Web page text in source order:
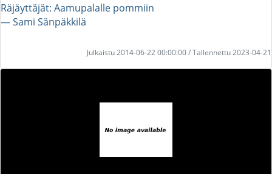
Räjäyttäjät: Aamupalalle pommiin
― Sami Sänpäkkilä
Julkaistu 2014-06-22 00:00:00 / Tallennettu 2023-04-21